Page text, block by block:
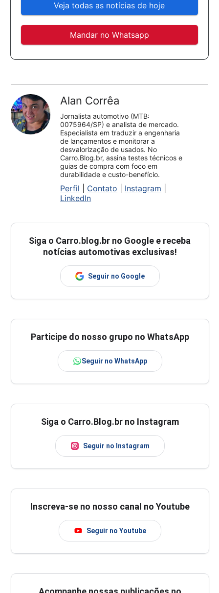
Veja todas as notícias de hoje
Mandar no Whatsapp
Alan Corrêa
Jornalista automotivo (MTB:
0075964/SP) e analista de mercado.
Especialista em traduzir a engenharia
de lançamentos e monitorar a
desvalorização de usados. No
Carro.Blog.br, assina testes técnicos e
guias de compra com foco em
durabilidade e custo-benefício.
Perfil Contato Instagram
LinkedIn
Siga o Carro.blog.br no Google e receba
notícias automotivas exclusivas!
Seguir no Google
Participe do nosso grupo no WhatsApp
Seguir no WhatsApp
Siga o Carro.Blog.br no Instagram
Seguir no Instagram
Inscreva-se no nosso canal no Youtube
Seguir no Youtube